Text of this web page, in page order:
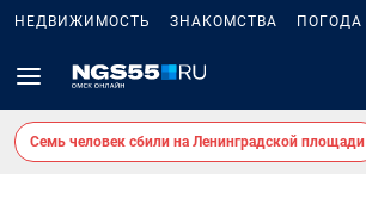
НЕДВИЖИМОСТЬ ЗНАКОМСТВА ПОГОДА
Семь человек сбили на Ленинградской площади